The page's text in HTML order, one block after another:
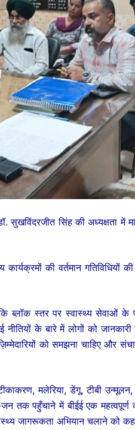
सिंह की अध्यक्षता में
की वर्तमान गतिविधियों
स्तर पर स्वास्थ्य सेवाओं के
के बारे में लोगों को
को समझना चाहिए और
मलेरिया, डेंगू, टीबी उन्मूलन,
तक पहुँचाने में बीईई एक महत्वपूर्ण
जागरूकता अभियान चलाने को